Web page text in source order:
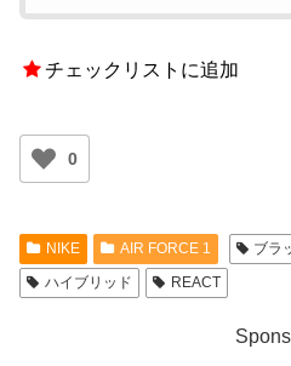
チェックリストに追加
0
NIKE AIR FORCE 1 ブラ
ハイブリッド
REACT